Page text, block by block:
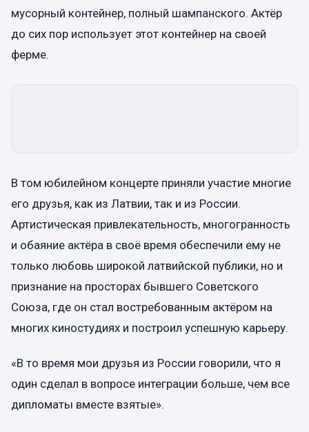
мусорный контейнер, полный шампанского. Актёр
до сих пор использует этот контейнер на своей
ферме.
В том юбилейном концерте приняли участие многие
его друзья, как из Латвии, так и из России.
Артистическая привлекательность, многогранность
и обаяние актёра в своё время обеспечили ему не
только любовь широкой латвийской публики, но и
признание на просторах бывшего Советского
Союза, где он стал востребованным актёром на
многих киностудиях и построил успешную карьеру.
«В то время мои друзья из России говорили, что я
один сделал в вопросе интеграции больше, чем все
дипломаты вместе взятые».